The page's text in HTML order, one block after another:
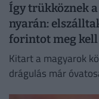
Így trükköznek
nyarán:
forintot meg
Kitart a magyarok
drágulás már